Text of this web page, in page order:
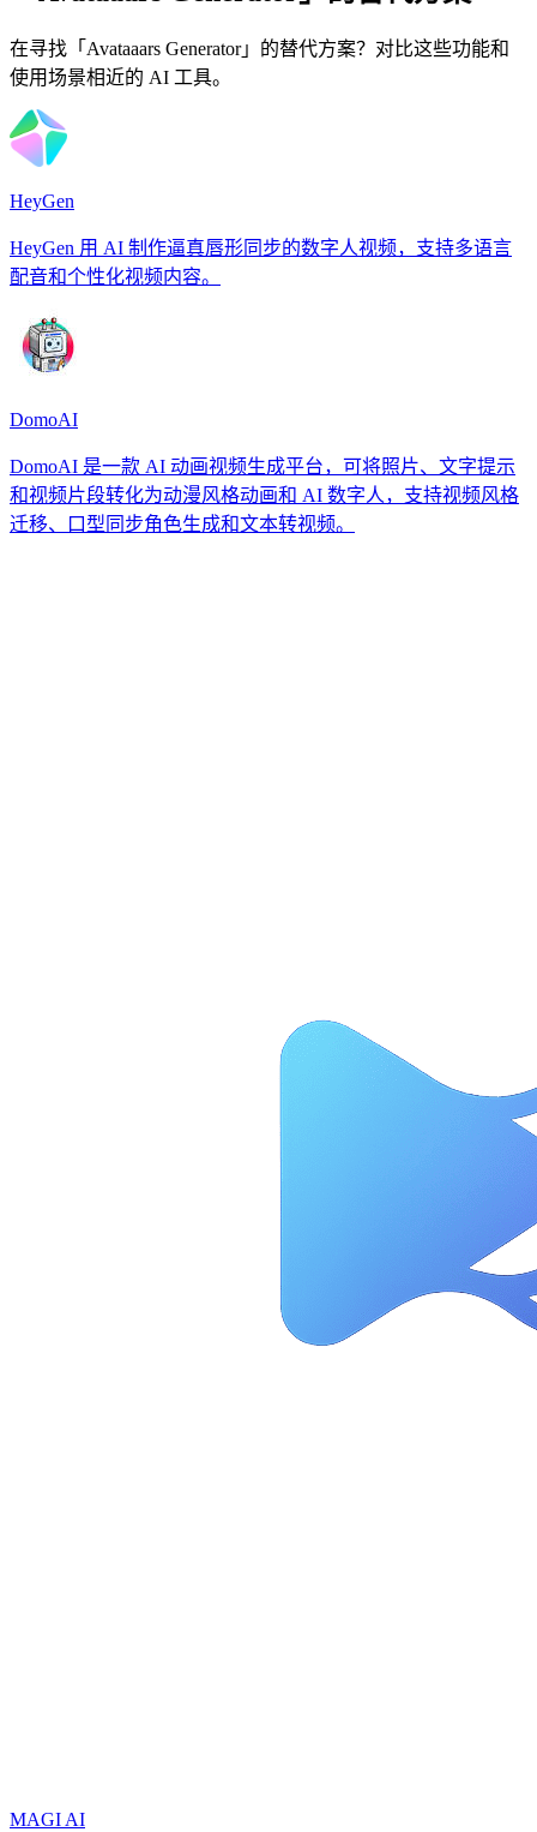
在寻找「Avataaars Generator」的替代方案？对比这些功能和
使用场景相近的 AI 工具。
HeyGen
HeyGen 用 AI 制作逼真唇形同步的数字人视频，支持多语言
配音和个性化视频内容。
DomoAI
DomoAI 是一款 AI 动画视频生成平台，可将照片、文字提示
和视频片段转化为动漫风格动画和 AI 数字人，支持视频风格
迁移、口型同步角色生成和文本转视频。
MAGI AI